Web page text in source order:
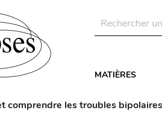
MATIÈRES
comprendre les troubles bipolaires